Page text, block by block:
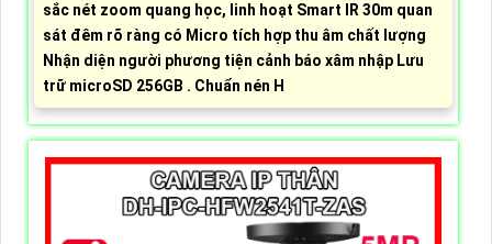
sắc nét zoom quang học, linh hoạt Smart IR 30m quan
sát đêm rõ ràng có Micro tích hợp thu âm chất lượng
Nhận diện người phương tiện cảnh báo xâm nhập Lưu
trữ microSD 256GB . Chuẩn nén H